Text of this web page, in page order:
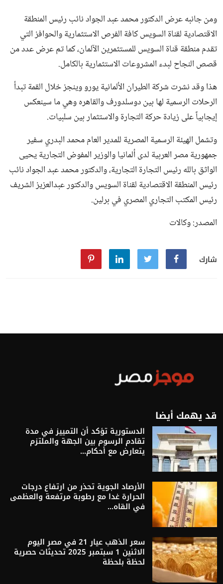
ومن جانبه عرض الدكتور محمد عبد الجواد نائب رئيس المنطقة
الاقتصادية لقناة السويس كافة الفرص الاستثمارية والحوافز التي
تقدم منطقة قناة السويس للمستثمرين الآلمان، كما تم عرض عدد من
قصص النجاح لبدء المشروعات الاستثمارية بالكامل.
هذا وقد نشرت شركة الطيران الألمانية يورو وينجز خلال القمة تبدأ
الرحلات الرسمية لها بين دوسلدورف والقاهره وهي ما سينعكس
إيجابياً على زيادة حركة التجارة والاستثمار بين سلبيات.
وتشمل الهيئة الرسمية المصرية للمدير العام محمد البدري سفير
جمهورية مصر العربية لدى ألمانيا والوزير المفوض التجارية يحيى
الواثق بالله رئيس التجارة التجارية، والدكتور محمد عبد الجواد نائب
رئيس المنطقة الاقتصادية لقناة السويس والدكتور عبدالعزيز الشريف
رئيس المكتب التجاري المصري في برلين.
المصدر: وكالات
شارك
قد يهمك أيضا
الدستورية تؤكد أن التمييز في مدة
تقادم الرسوم بين الجهة والملتزم
يتعارض مع أحكام...
الأرصاد الجوية تحذر من ارتفاع درجات
الحرارة غدا مع رطوبة مرتفعة والعظمى
في القاه...
سعر الذهب عيار 21 في مصر اليوم
الاثنين 1 سبتمبر 2025 تحديثات حصرية
لحظة بلحظة